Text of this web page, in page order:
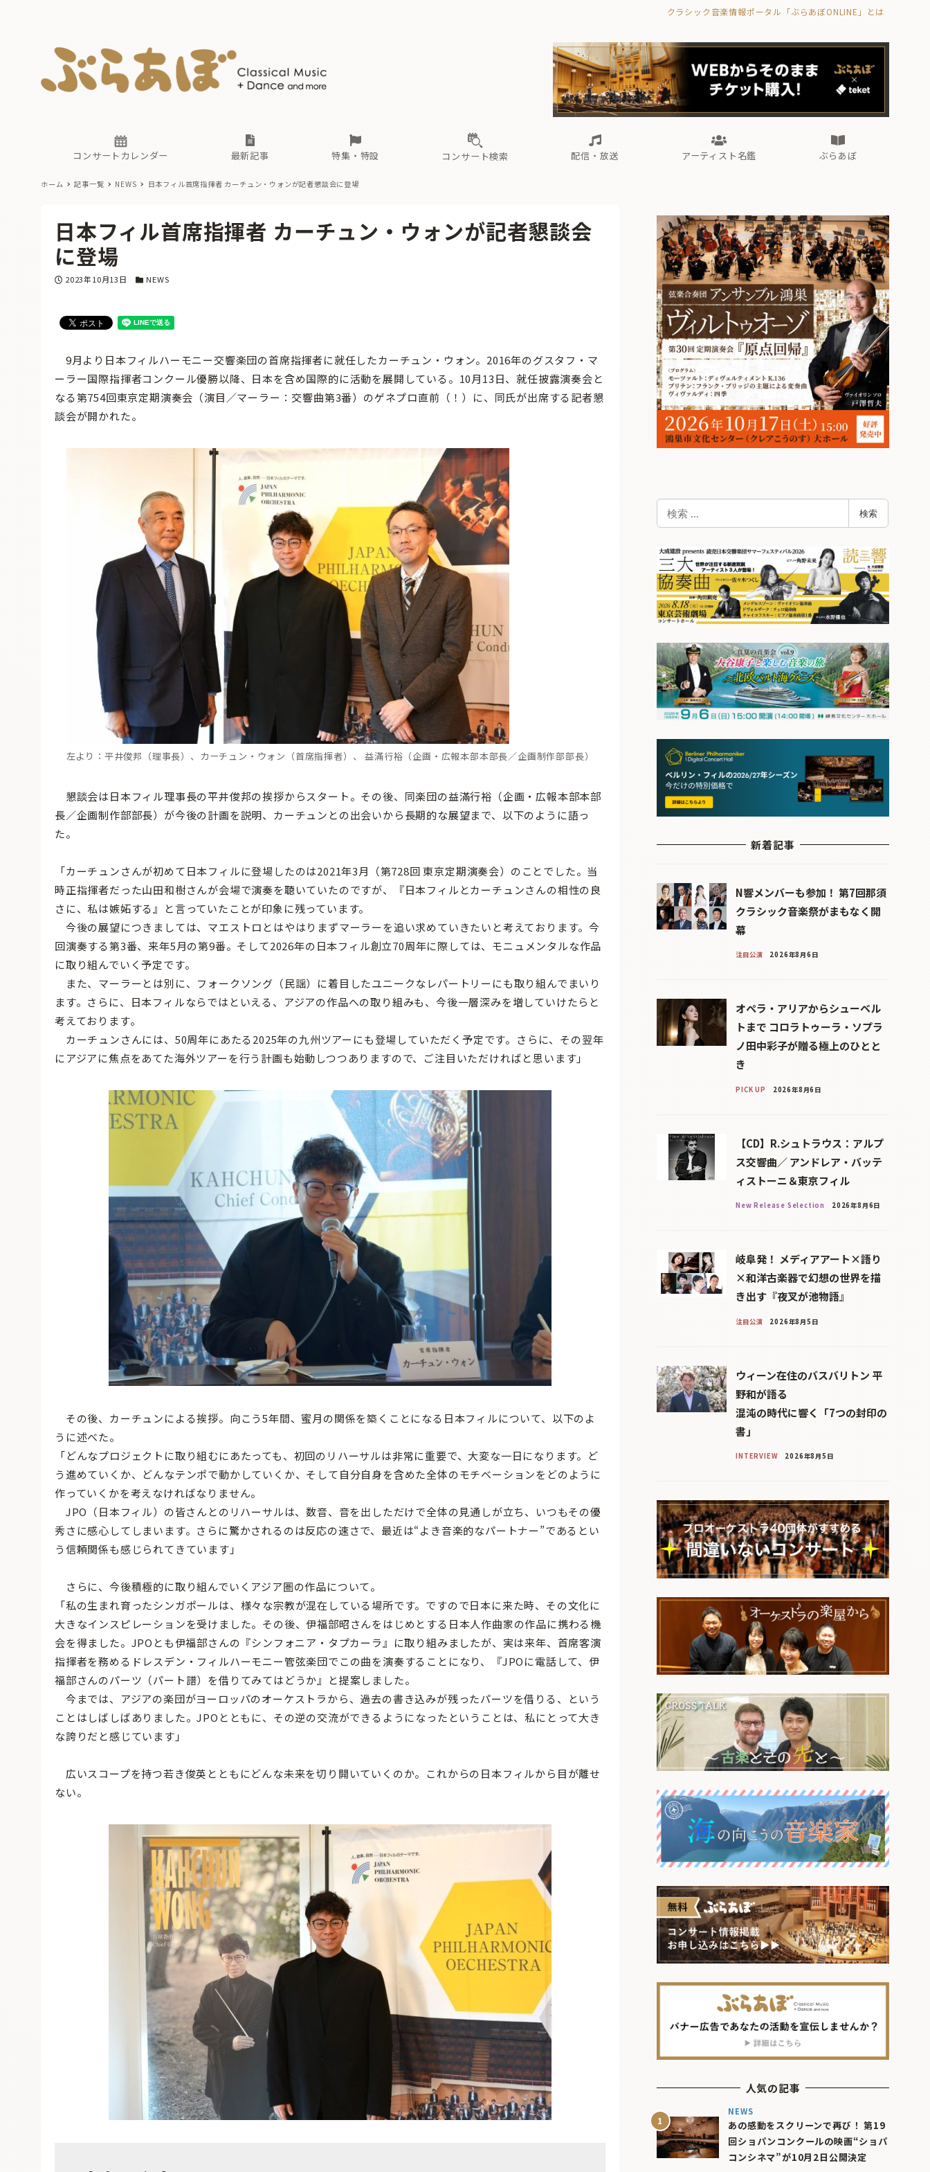
クラシック音楽情報ポータル「ぶらあぼONLINE」とは
コンサートカレンダー 最新記事
古楽とその先と オーケストラの楽屋から 海の向こうの音楽家 Aからの眺望 ぶらあぼブラス！
フォルテピアノ・オデッセイ
特集・特設
現場のプロが推す！間違いないオーケストラコンサート
過去の特集
コンサート検索 配信・放送
無料ライブ配信スケジュール 有料ライブ配信スケジュール
アーティスト名鑑
あ た ま や ら わ
ぶらあぼ
古楽とその先と 海の向こうの音楽家 Aからの眺望 ぶらあぼブラス！
フォルテピアノ・オデッセイ
過去の特集
無料ライブ配信スケジュール
あ か さ
ホーム 記事一覧 NEWS 日本フィル首席指揮者 カーチュン・ウォンが記者懇談会に登場
日本フィル首席指揮者 カーチュン・ウォンが記者懇談会
に登場
投稿日
2023年10月13日 カテゴリー
NEWS
9月より日本フィルハーモニー交響楽団の首席指揮者に就任したカーチュン・ウォン。2016年のグスタフ・マ
ーラー国際指揮者コンクール優勝以降、日本を含め国際的に活動を展開している。10月13日、就任披露演奏会と
なる第754回東京定期演奏会（演目／マーラー：交響曲第3番）のゲネプロ直前（！）に、同氏が出席する記者懇
談会が開かれた。
左より：平井俊邦（理事長）、カーチュン・ウォン（首席指揮者）、 益滿行裕（企画・広報本部本部長／企画制作部部長）
懇談会は日本フィル理事長の平井俊邦の挨拶からスタート。その後、同楽団の益滿行裕（企画・広報本部本部
長／企画制作部部長）が今後の計画を説明、カーチュンとの出会いから長期的な展望まで、以下のように語っ
た。
「カーチュンさんが初めて日本フィルに登場したのは2021年3月（第728回 東京定期演奏会）のことでした。当
時正指揮者だった山田和樹さんが会場で演奏を聴いていたのですが、『日本フィルとカーチュンさんの相性の良
さに、私は嫉妬する』と言っていたことが印象に残っています。
今後の展望につきましては、マエストロとはやはりまずマーラーを追い求めていきたいと考えております。今
回演奏する第3番、来年5月の第9番。そして2026年の日本フィル創立70周年に際しては、モニュメンタルな作品
に取り組んでいく予定です。
また、マーラーとは別に、フォークソング（民謡）に着目したユニークなレパートリーにも取り組んでまいり
ます。さらに、日本フィルならではといえる、アジアの作品への取り組みも、今後一層深みを増していけたらと
考えております。
カーチュンさんには、50周年にあたる2025年の九州ツアーにも登場していただく予定です。さらに、その翌年
にアジアに焦点をあてた海外ツアーを行う計画も始動しつつありますので、ご注目いただければと思います」
その後、カーチュンによる挨拶。向こう5年間、蜜月の関係を築くことになる日本フィルについて、以下のよ
うに述べた。
「どんなプロジェクトに取り組むにあたっても、初回のリハーサルは非常に重要で、大変な一日になります。ど
う進めていくか、どんなテンポで動かしていくか、そして自分自身を含めた全体のモチベーションをどのように
作っていくかを考えなければなりません。
JPO（日本フィル）の皆さんとのリハーサルは、数音、音を出しただけで全体の見通しが立ち、いつもその優
秀さに感心してしまいます。さらに驚かされるのは反応の速さで、最近は“よき音楽的なパートナー”であるとい
う信頼関係も感じられてきています」
さらに、今後積極的に取り組んでいくアジア圏の作品について。
「私の生まれ育ったシンガポールは、様々な宗教が混在している場所です。ですので日本に来た時、その文化に
大きなインスピレーションを受けました。その後、伊福部昭さんをはじめとする日本人作曲家の作品に携わる機
会を得ました。JPOとも伊福部さんの『シンフォニア・タプカーラ』に取り組みましたが、実は来年、首席客演
指揮者を務めるドレスデン・フィルハーモニー管弦楽団でこの曲を演奏することになり、『JPOに電話して、伊
福部さんのパーツ（パート譜）を借りてみてはどうか』と提案しました。
今までは、アジアの楽団がヨーロッパのオーケストラから、過去の書き込みが残ったパーツを借りる、という
ことはしばしばありました。JPOとともに、その逆の交流ができるようになったということは、私にとって大き
な誇りだと感じています」
広いスコープを持つ若き俊英とともにどんな未来を切り開いていくのか。これからの日本フィルから目が離せ
ない。
検
索
検索
新着記事
N響メンバーも参加！ 第7回那須
クラシック音楽祭がまもなく開
幕
注目公演 2026年8月6日
オペラ・アリアからシューベル
トまで コロラトゥーラ・ソプラ
ノ田中彩子が贈る極上のひとと
き
PICK UP 2026年8月6日
【CD】R.シュトラウス：アルプ
ス交響曲／ アンドレア・バッテ
ィストーニ＆東京フィル
New Release Selection 2026年8月6日
岐阜発！ メディアアート×語り
×和洋古楽器で幻想の世界を描
き出す『夜叉が池物語』
注目公演 2026年8月5日
ウィーン在住のバスバリトン 平
野和が語る
混沌の時代に響く「7つの封印の
書」
INTERVIEW 2026年8月5日
人気の記事
NEWS
あの感動をスクリーンで再び！ 第19
回ショパンコンクールの映画“ショパ
コンシネマ”が10月2日公開決定